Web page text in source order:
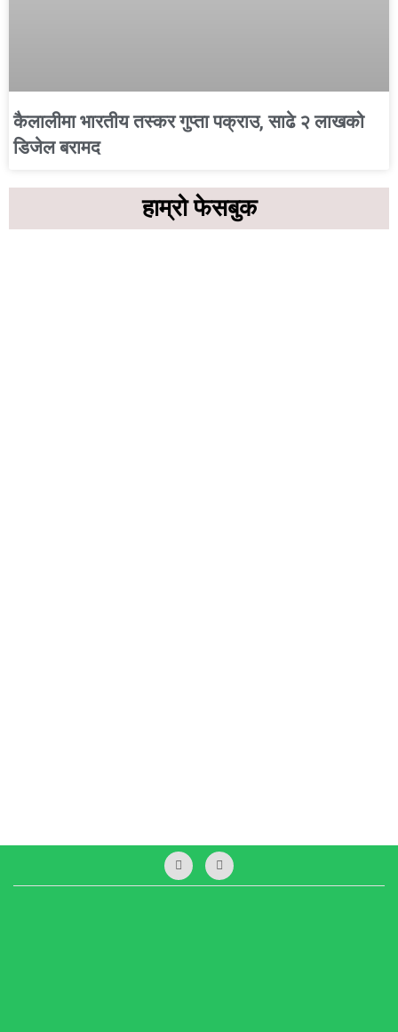
कैलालीमा भारतीय तस्कर गुप्ता पक्राउ, साढे २ लाखको
डिजेल बरामद
हाम्रो फेसबुक